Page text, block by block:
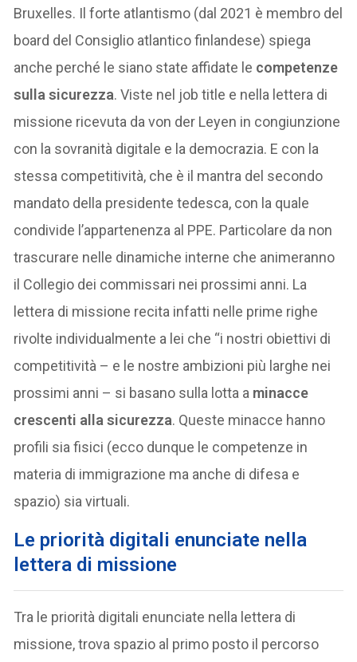
Bruxelles. Il forte atlantismo (dal 2021 è membro del
board del Consiglio atlantico finlandese) spiega
anche perché le siano state affidate le competenze
sulla sicurezza. Viste nel job title e nella lettera di
missione ricevuta da von der Leyen in congiunzione
con la sovranità digitale e la democrazia. E con la
stessa competitività, che è il mantra del secondo
mandato della presidente tedesca, con la quale
condivide l’appartenenza al PPE. Particolare da non
trascurare nelle dinamiche interne che animeranno
il Collegio dei commissari nei prossimi anni. La
lettera di missione recita infatti nelle prime righe
rivolte individualmente a lei che “i nostri obiettivi di
competitività – e le nostre ambizioni più larghe nei
prossimi anni – si basano sulla lotta a minacce
crescenti alla sicurezza. Queste minacce hanno
profili sia fisici (ecco dunque le competenze in
materia di immigrazione ma anche di difesa e
spazio) sia virtuali.
Le priorità digitali enunciate nella
lettera di missione
Tra le priorità digitali enunciate nella lettera di
missione, trova spazio al primo posto il percorso